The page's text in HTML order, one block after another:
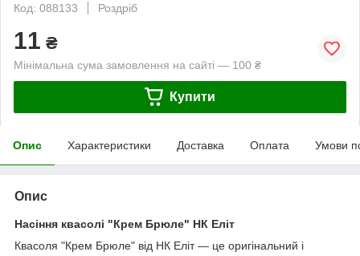
Код: 088133
Роздріб
11 ₴
Мінімальна сума замовлення на сайті — 100 ₴
Купити
Опис Характеристики Доставка Оплата Умови
Опис
Насіння квасолі "Крем Брюле" НК Еліт
Квасоля "Крем Брюле" від НК Еліт — це оригінальний і